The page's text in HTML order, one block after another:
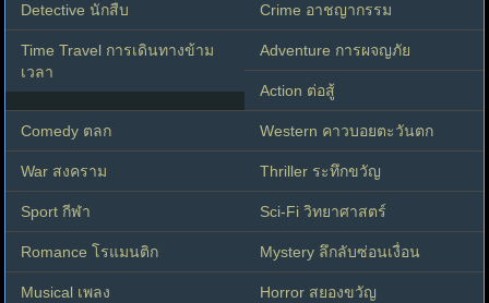
Detective นักสืบ Crime อาชญากรรม
Time Travel การเดินทางข้าม
เวลา
Adventure การผจญภัย
Action ต่อสู้
Comedy ตลก Western คาวบอยตะวันตก
War สงคราม Thriller ระทึกขวัญ
Sport กีฬา Sci-Fi วิทยาศาสตร์
Romance โรแมนติก Mystery ลึกลับซ่อนเงื่อน
Musical เพลง Horror สยองขวัญ